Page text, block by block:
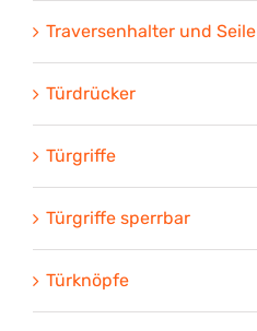
Traversenhalter und Seile
Türdrücker
Türgriffe
Türgriffe sperrbar
Türknöpfe